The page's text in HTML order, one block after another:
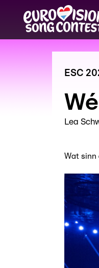
ESC
Lea
Wat sinn